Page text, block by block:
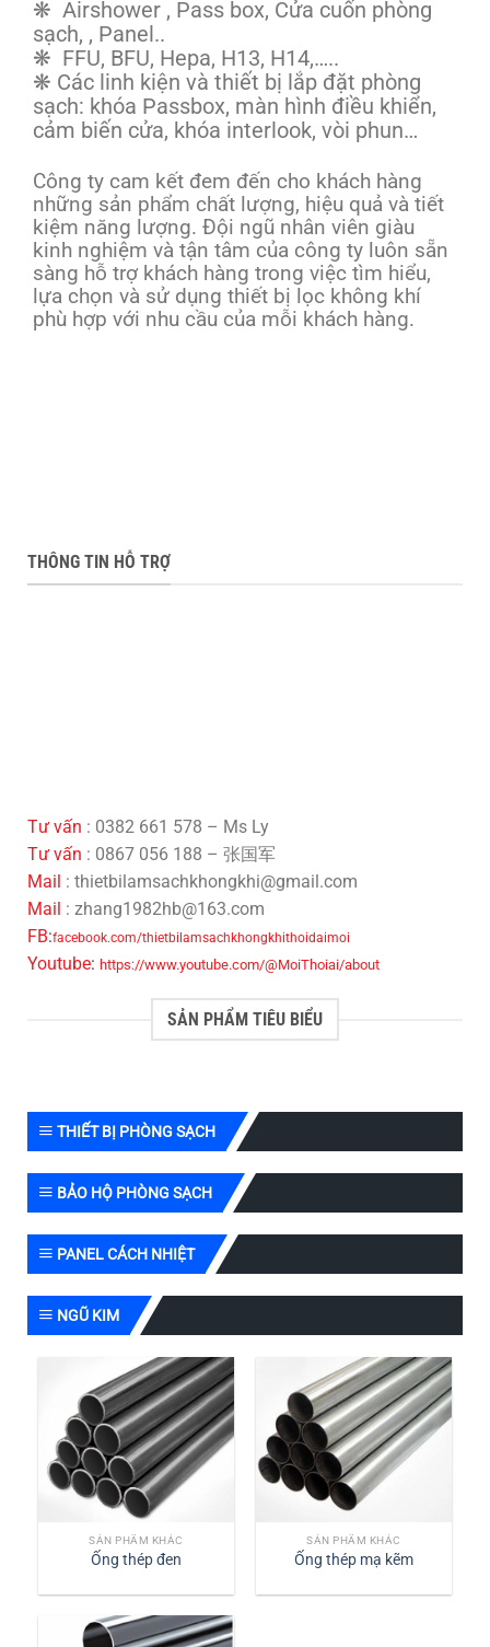
❋ Airshower , Pass box, Cửa cuốn phòng
sạch, , Panel..
❋ FFU, BFU, Hepa, H13, H14,…..
❋ Các linh kiện và thiết bị lắp đặt phòng
sạch: khóa Passbox, màn hình điều khiển,
cảm biến cửa, khóa interlook, vòi phun…
Công ty cam kết đem đến cho khách hàng
những sản phẩm chất lượng, hiệu quả và tiết
kiệm năng lượng. Đội ngũ nhân viên giàu
kinh nghiệm và tận tâm của công ty luôn sẵn
sàng hỗ trợ khách hàng trong việc tìm hiểu,
lựa chọn và sử dụng thiết bị lọc không khí
phù hợp với nhu cầu của mỗi khách hàng.
THÔNG TIN HỖ TRỢ
Tư vấn : 0382 661 578 – Ms Ly
Tư vấn : 0867 056 188 – 张国军
Mail : thietbilamsachkhongkhi@gmail.com
Mail : zhang1982hb@163.com
FB:facebook.com/thietbilamsachkhongkhithoidaimoi
Youtube: https://www.youtube.com/@MoiThoiai/about
SẢN PHẨM TIÊU BIỂU
THIẾT BỊ PHÒNG SẠCH
BẢO HỘ PHÒNG SẠCH
PANEL CÁCH NHIỆT
NGŨ KIM
SẢN PHẨM KHÁC
Ống thép đen
SẢN PHẨM KHÁC
Ống thép mạ kẽm